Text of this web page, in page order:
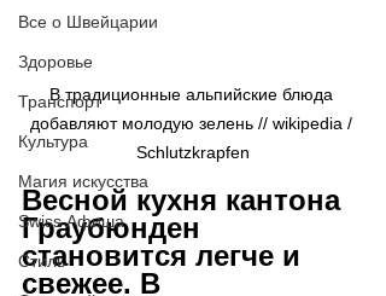
Все о Швейцарии
Здоровье
Транспорт
Культура
Магия искусства
Swiss Афиша
Стиль
В традиционные альпийские блюда
добавляют молодую зелень // wikipedia /
Schlutzkrapfen
Весной кухня кантона
Граубюнден
становится легче и
свежее. В